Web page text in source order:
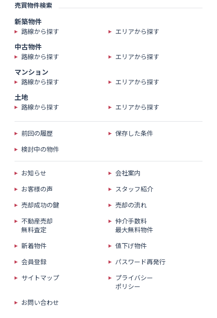
売買物件検索
新築物件
路線から探す エリアから探す
中古物件
路線から探す エリアから探す
マンション
路線から探す エリアから探す
土地
路線から探す エリアから探す
前回の履歴
保存した条件
検討中の物件
お知らせ
会社案内
お客様の声
スタッフ紹介
売却成功の鍵
売却の流れ
不動産売却
無料査定
仲介手数料
最大無料物件
新着物件
値下げ物件
会員登録
パスワード再発行
サイトマップ
プライバシー
ポリシー
お問い合わせ